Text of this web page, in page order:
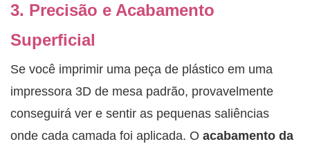
3. Precisão e Acabamento
Superficial
Se você imprimir uma peça de plástico em uma
impressora 3D de mesa padrão, provavelmente
conseguirá ver e sentir as pequenas saliências
onde cada camada foi aplicada. O acabamento da